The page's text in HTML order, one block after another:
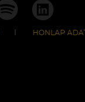
HONLAP